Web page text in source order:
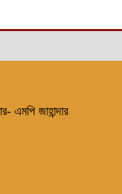
এমপি জাহান্দার